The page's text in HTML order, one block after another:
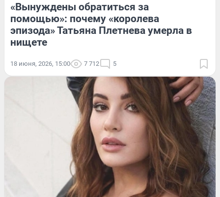
«Вынуждены обратиться за
помощью»: почему «королева
эпизода» Татьяна Плетнева умерла в
нищете
18 июня, 2026, 15:00 7 712 5